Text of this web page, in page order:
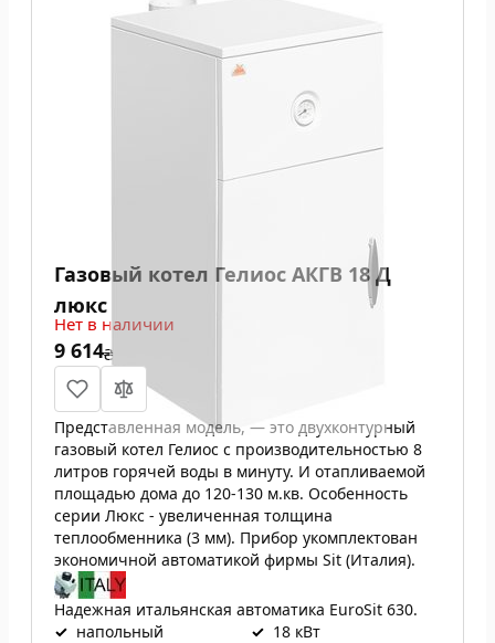
Газовый котел Гелиос АКГВ 18 Д
люкс
Нет в наличии
9 614₴
Представленная модель, — это двухконтурный
газовый котел Гелиос с производительностью 8
литров горячей воды в минуту. И отапливаемой
площадью дома до 120-130 м.кв. Особенность
серии Люкс - увеличенная толщина
теплообменника (3 мм). Прибор укомплектован
экономичной автоматикой фирмы Sit (Италия).
Надежная итальянская автоматика EuroSit 630.
✓ напольный ✓ 18 кВт